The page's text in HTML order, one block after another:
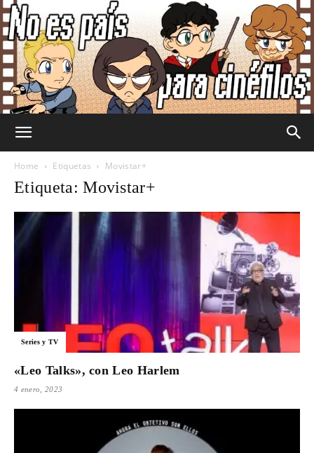
Para
Home Etiquetas Movistar+
Etiqueta: Movistar+
Series y TV
«Leo Talks», con Leo Harlem
4 enero, 2023